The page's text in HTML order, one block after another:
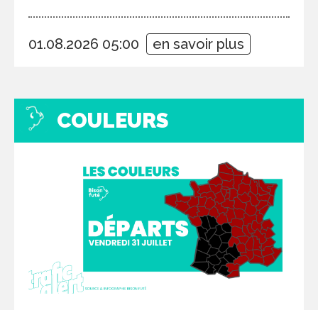
01.08.2026 05:00 en savoir plus
COULEURS